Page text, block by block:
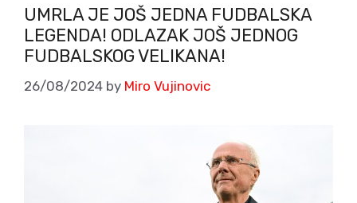
UMRLA JE JOŠ JEDNA FUDBALSKA
LEGENDA! ODLAZAK JOŠ JEDNOG
FUDBALSKOG VELIKANA!
26/08/2024 by Miro Vujinovic